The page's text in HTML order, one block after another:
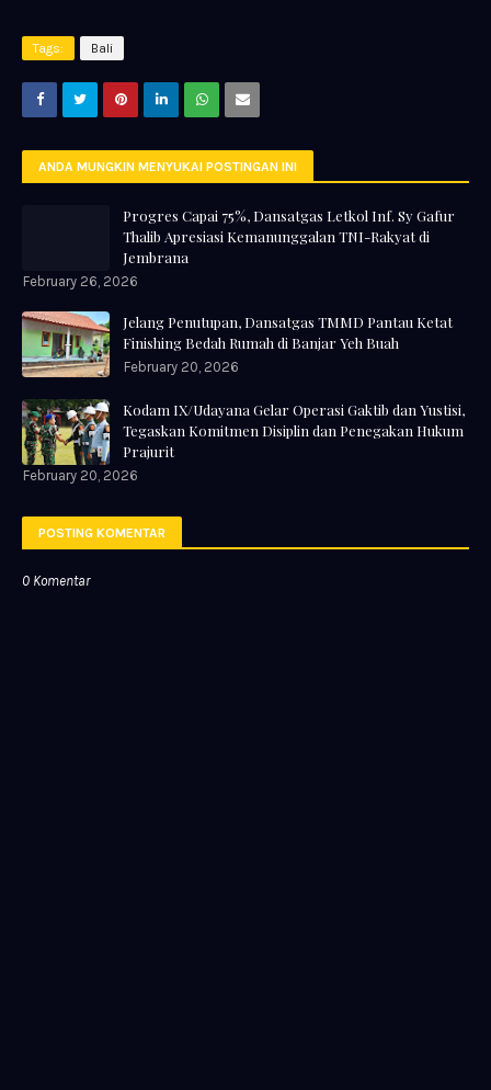
Tags: Bali
ANDA MUNGKIN MENYUKAI POSTINGAN INI
Progres Capai 75%, Dansatgas Letkol Inf. Sy Gafur
Thalib Apresiasi Kemanunggalan TNI-Rakyat di
Jembrana
February 26, 2026
Jelang Penutupan, Dansatgas TMMD Pantau Ketat
Finishing Bedah Rumah di Banjar Yeh Buah
February 20, 2026
Kodam IX/Udayana Gelar Operasi Gaktib dan Yustisi,
Tegaskan Komitmen Disiplin dan Penegakan Hukum
Prajurit
February 20, 2026
POSTING KOMENTAR
0 Komentar